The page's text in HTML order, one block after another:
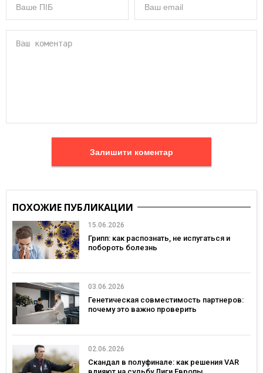
Залишити коментар
ПОХОЖИЕ ПУБЛИКАЦИИ
15.06.2026
Грипп: как распознать, не испугаться и
побороть болезнь
03.06.2026
Генетическая совместимость партнеров:
почему это важно проверить
02.06.2026
Скандал в полуфинале: как решения VAR